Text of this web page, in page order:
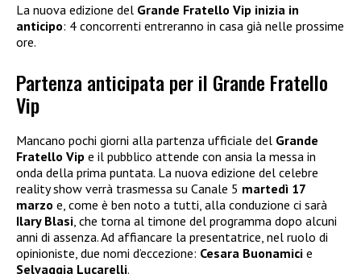
La nuova edizione del Grande Fratello Vip inizia in
anticipo: 4 concorrenti entreranno in casa già nelle prossime
ore.
Partenza anticipata per il Grande Fratello
Vip
Mancano pochi giorni alla partenza ufficiale del Grande
Fratello Vip e il pubblico attende con ansia la messa in
onda della prima puntata. La nuova edizione del celebre
reality show verrà trasmessa su Canale 5 martedì 17
marzo e, come è ben noto a tutti, alla conduzione ci sarà
Ilary Blasi, che torna al timone del programma dopo alcuni
anni di assenza. Ad affiancare la presentatrice, nel ruolo di
opinioniste, due nomi d’eccezione: Cesara Buonamici e
Selvaggia Lucarelli.